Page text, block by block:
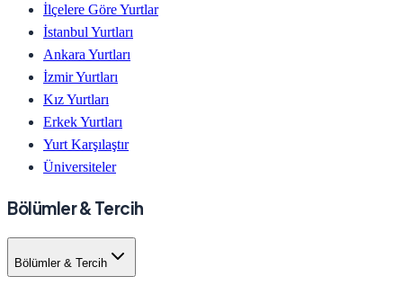
İlçelere Göre Yurtlar
İstanbul Yurtları
Ankara Yurtları
İzmir Yurtları
Kız Yurtları
Erkek Yurtları
Yurt Karşılaştır
Üniversiteler
Bölümler & Tercih
Bölümler & Tercih